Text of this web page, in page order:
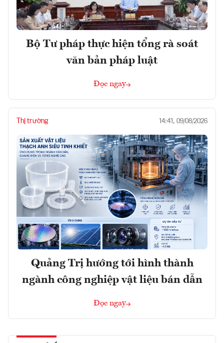
Bộ Tư pháp thực hiện tổng rà soát
văn bản pháp luật
Đọc ngay
Thị trường 14:41, 09/08/2026
Quảng Trị hướng tới hình thành
ngành công nghiệp vật liệu bán dẫn
Đọc ngay